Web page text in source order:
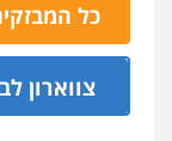
כל
בהצתת סניף
צווארון
ש"ס לשעבר